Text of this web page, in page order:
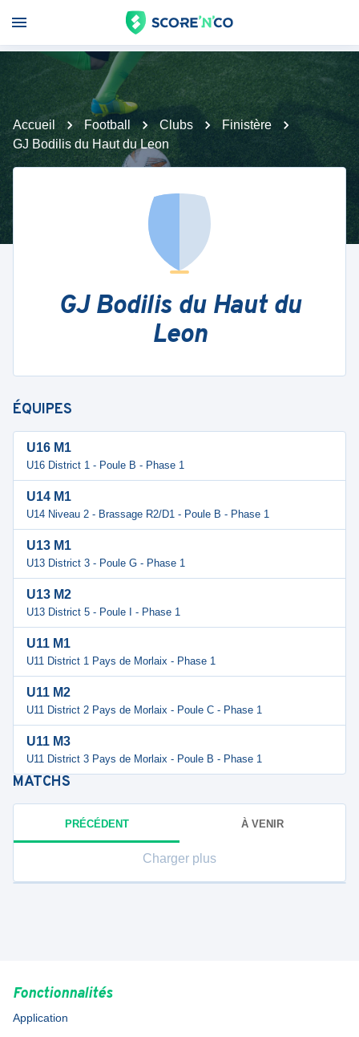
Accueil Football Clubs
Finistère
GJ Bodilis du Haut du Leon
GJ Bodilis du Haut du
Leon
ÉQUIPES
U16 M1
U16 District 1 - Poule B - Phase 1
U14 M1
U14 Niveau 2 - Brassage R2/D1 - Poule B - Phase 1
U13 M1
U13 District 3 - Poule G - Phase 1
U13 M2
U13 District 5 - Poule I - Phase 1
U11 M1
U11 District 1 Pays de Morlaix - Phase 1
U11 M2
U11 District 2 Pays de Morlaix - Poule C - Phase 1
U11 M3
U11 District 3 Pays de Morlaix - Poule B - Phase 1
MATCHS
PRÉCÉDENT À VENIR
Charger plus
Fonctionnalités
Application